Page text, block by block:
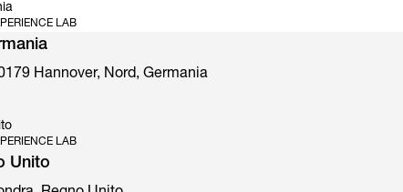
LAB
Hannover, Nord, Germania
LAB
Unito